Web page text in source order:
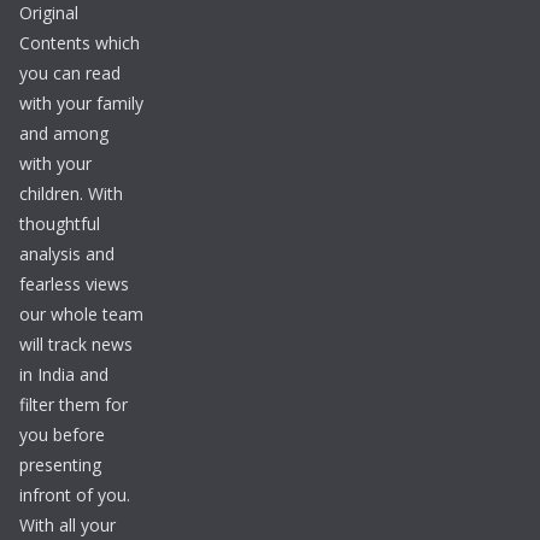
Original
Contents which
you can read
with your family
and among
with your
children. With
thoughtful
analysis and
fearless views
our whole team
will track news
in India and
filter them for
you before
presenting
infront of you.
With all your